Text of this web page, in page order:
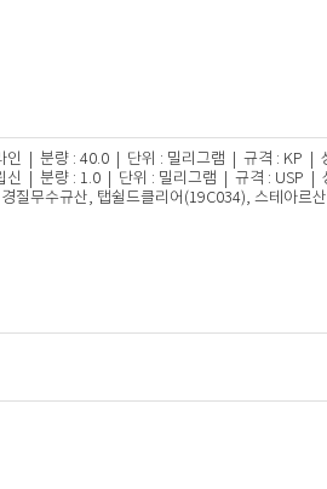
인 | 분량 : 40.0 | 단위 : 밀리그램 | 규격 : KP |
신 | 분량 : 1.0 | 단위 : 밀리그램 | 규격 : USP |
질무수규산, 탭쉴드클리어(19C034), 스테아르